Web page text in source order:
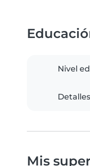
Nivel
Mis